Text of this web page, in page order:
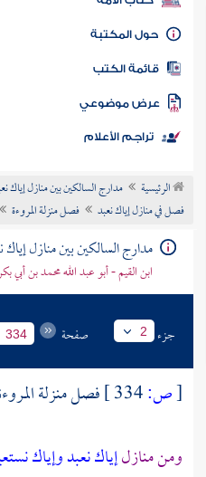
كتاب الأمة
المكتبة
الكتب
موضوعي
تراجم الأعلام
الرئيسية
مدارج السالكين بين منازل إياك
فصل في منازل إياك نعبد
فصل منزلة المروءة
مدارج السالكين بين منازل
ابن القيم - أبو عبد الله محمد بن أبي
جزء 2 صفحة 334
[ص:
فصل منزلة
ومن منازلإياك نعبد وإياك